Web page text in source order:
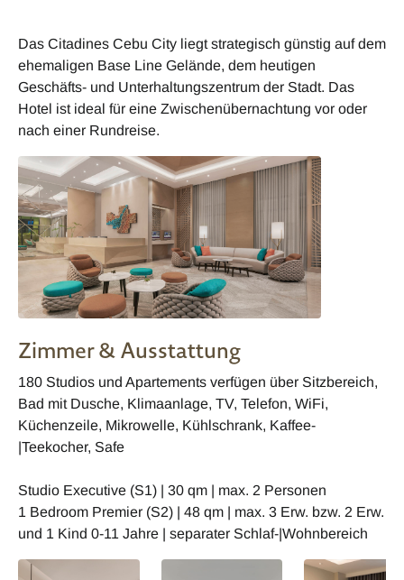
Das Citadines Cebu City liegt strategisch günstig auf dem
ehemaligen Base Line Gelände, dem heutigen
Geschäfts- und Unterhaltungszentrum der Stadt. Das
Hotel ist ideal für eine Zwischenübernachtung vor oder
nach einer Rundreise.
Zimmer & Ausstattung
180 Studios und Apartements verfügen über Sitzbereich,
Bad mit Dusche, Klimaanlage, TV, Telefon, WiFi,
Küchenzeile, Mikrowelle, Kühlschrank, Kaffee-
|Teekocher, Safe
Studio Executive (S1) | 30 qm | max. 2 Personen
1 Bedroom Premier (S2) | 48 qm | max. 3 Erw. bzw. 2 Erw.
und 1 Kind 0-11 Jahre | separater Schlaf-|Wohnbereich